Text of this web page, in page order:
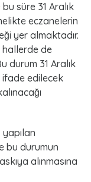
süre 31 Aralık
eczanelerin
yer almaktadır.
hallerde de
durum 31 Aralık
edilecek
yapılan
bu durumun
alınmasına